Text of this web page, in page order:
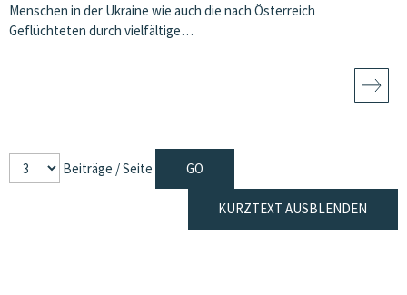
Menschen in der Ukraine wie auch die nach Österreich
Geflüchteten durch vielfältige…
Beiträge / Seite
KURZTEXT AUSBLENDEN